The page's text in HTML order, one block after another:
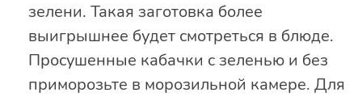
зелени. Такая заготовка более
выигрышнее будет смотреться в блюде.
Просушенные кабачки с зеленью и без
приморозьте в морозильной камере. Для